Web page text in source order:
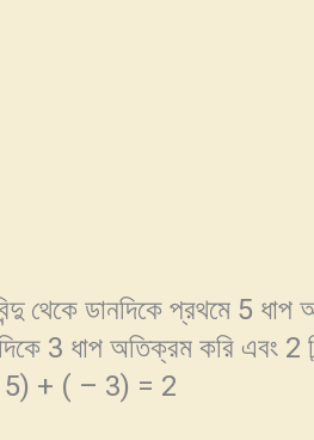
ডানদিকে প্রথমে 5 ধাপ
3 ধাপ অতিক্রম করি এবং 2
5) + ( – 3) = 2